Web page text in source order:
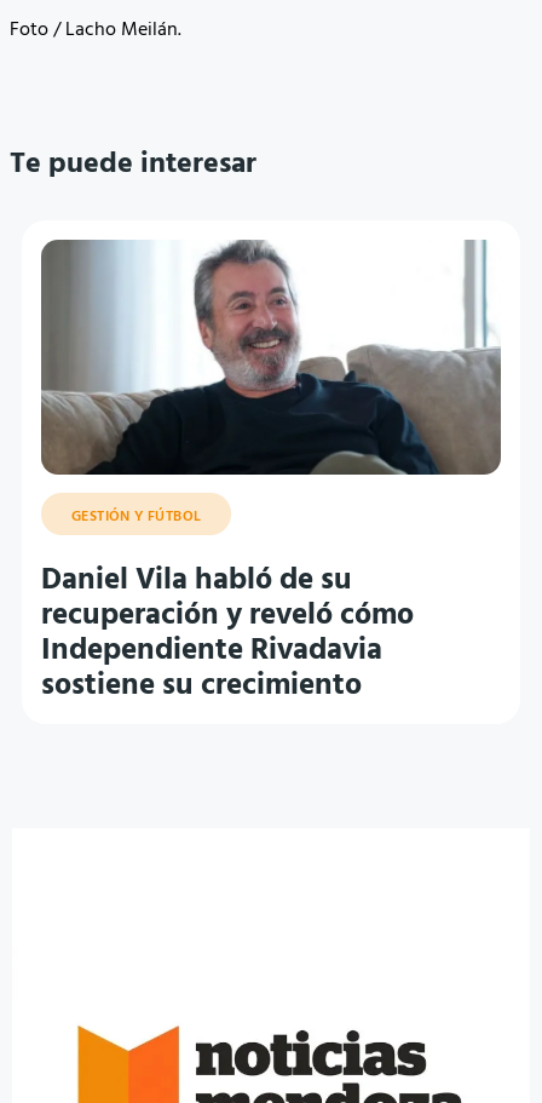
Foto / Lacho Meilán.
Te puede interesar
GESTIÓN Y FÚTBOL
Daniel Vila habló de su
recuperación y reveló cómo
Independiente Rivadavia
sostiene su crecimiento